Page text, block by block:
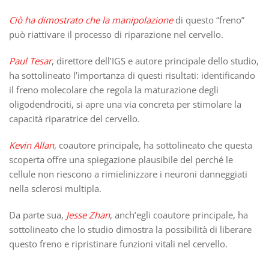
Ciò ha dimostrato che la manipolazionedi questo “freno”
può riattivare il processo di riparazione nel cervello.
Paul Tesar, direttore dell’IGS e autore principale dello studio,
ha sottolineato l’importanza di questi risultati: identificando
il freno molecolare che regola la maturazione degli
oligodendrociti, si apre una via concreta per stimolare la
capacità riparatrice del cervello.
Kevin Allan, coautore principale, ha sottolineato che questa
scoperta offre una spiegazione plausibile del perché le
cellule non riescono a rimielinizzare i neuroni danneggiati
nella sclerosi multipla.
Da parte sua, Jesse Zhan, anch’egli coautore principale, ha
sottolineato che lo studio dimostra la possibilità di liberare
questo freno e ripristinare funzioni vitali nel cervello.